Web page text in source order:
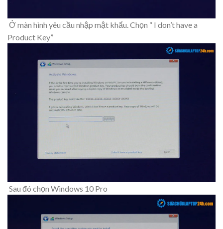
Ở màn hình yêu cầu nhập mật khẩu. Chọn “ I don’t have a
Product Key”
Sau đó chọn Windows 10 Pro